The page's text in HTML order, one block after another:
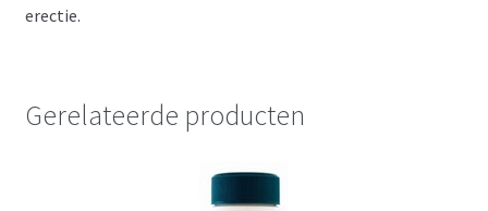
erectie.
Gerelateerde producten